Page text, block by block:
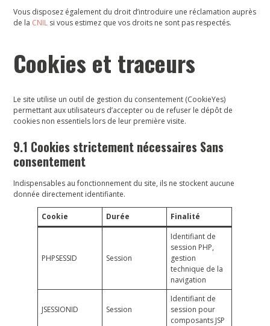
Vous disposez également du droit d’introduire une réclamation auprès
de la CNIL si vous estimez que vos droits ne sont pas respectés.
Cookies et traceurs
Le site utilise un outil de gestion du consentement (CookieYes)
permettant aux utilisateurs d’accepter ou de refuser le dépôt de
cookies non essentiels lors de leur première visite.
9.1 Cookies strictement nécessaires Sans
consentement
Indispensables au fonctionnement du site, ils ne stockent aucune
donnée directement identifiante.
Cookie Durée Finalité
PHPSESSID Session
Identifiant de
session PHP,
gestion
technique de la
navigation
JSESSIONID Session
Identifiant de
session pour
composants JSP